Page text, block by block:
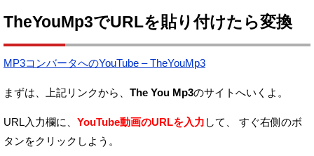
TheYouMp3でURLを貼り付けたら変換
MP3コンバータへのYouTube – TheYouMp3
まずは、上記リンクから、 The You Mp3のサイトへいくよ。
URL入力欄に、 YouTube動画のURLを入力 して、
すぐ右側のボ
タンをクリックしよう。